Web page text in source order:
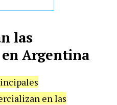
las
Argentina
en las